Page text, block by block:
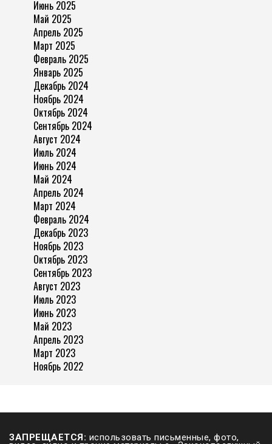
Июнь 2025
Май 2025
Апрель 2025
Март 2025
Февраль 2025
Январь 2025
Декабрь 2024
Ноябрь 2024
Октябрь 2024
Сентябрь 2024
Август 2024
Июль 2024
Июнь 2024
Май 2024
Апрель 2024
Март 2024
Февраль 2024
Декабрь 2023
Ноябрь 2023
Октябрь 2023
Сентябрь 2023
Август 2023
Июль 2023
Июнь 2023
Май 2023
Апрель 2023
Март 2023
Ноябрь 2022
ЗАПРЕЩАЕТСЯ: использовать письменные, фото,